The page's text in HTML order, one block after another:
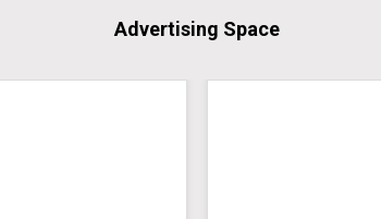
Advertising Space